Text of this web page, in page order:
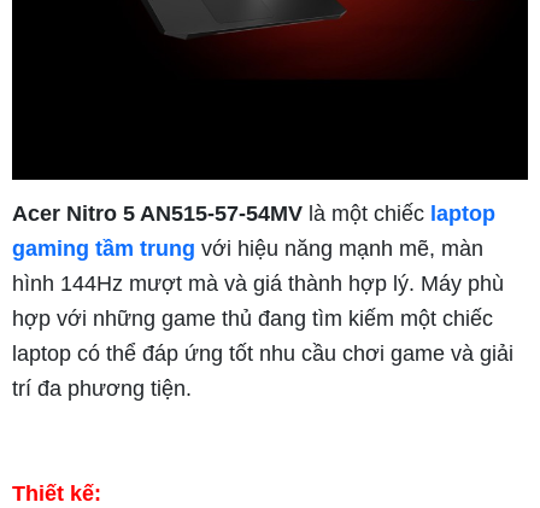
Acer Nitro 5 AN515-57-54MV là một chiếc laptop
gaming tầm trung với hiệu năng mạnh mẽ, màn
hình 144Hz mượt mà và giá thành hợp lý. Máy phù
hợp với những game thủ đang tìm kiếm một chiếc
laptop có thể đáp ứng tốt nhu cầu chơi game và giải
trí đa phương tiện.
Thiết kế: